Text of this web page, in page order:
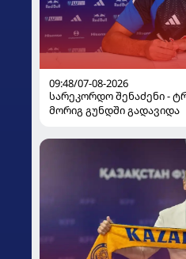
09:48/07-08-2026
სარეკორდო შენაძენი -
მორიგ გუნდში გადავიდა